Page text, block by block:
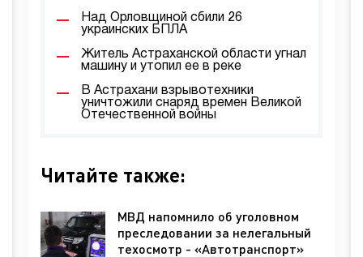
Над Орловщиной сбили 26
украинских БПЛА
Житель Астраханской области угнал
машину и утопил ее в реке
В Астрахани взрывотехники
уничтожили снаряд времен Великой
Отечественной войны
Читайте также:
МВД напомнило об уголовном
преследовании за нелегальный
техосмотр - «Автотранспорт»